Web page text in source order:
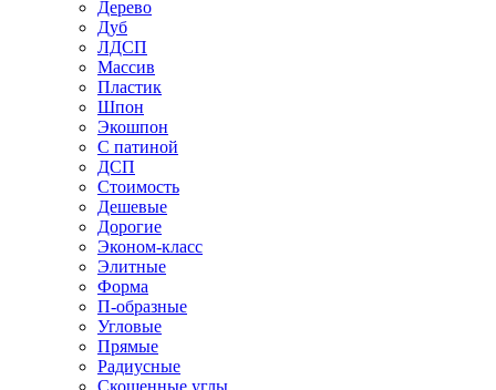
Дерево
Дуб
ЛДСП
Массив
Пластик
Шпон
Экошпон
С патиной
ДСП
Стоимость
Дешевые
Дорогие
Эконом-класс
Элитные
Форма
П-образные
Угловые
Прямые
Радиусные
Скошенные углы